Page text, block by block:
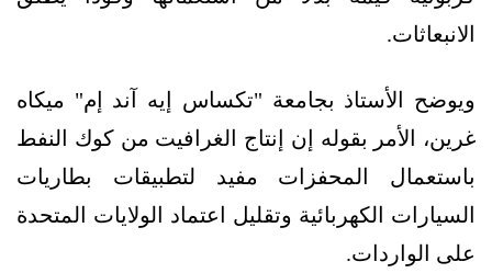
الانبعاثات.
ويوضح الأستاذ بجامعة "تكساس إيه آند إم" ميكاه
غرين، الأمر بقوله إن إنتاج الغرافيت من كوك النفط
باستعمال المحفزات مفيد لتطبيقات بطاريات
السيارات الكهربائية وتقليل اعتماد الولايات المتحدة
على الواردات.